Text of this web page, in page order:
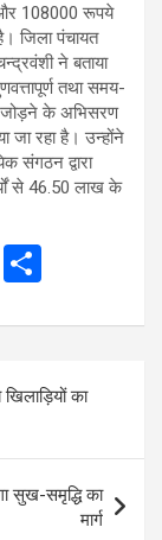
और 108000 रूपये
जिला पंचायत
ने बताया
तथा समय-
से जोड़ने के अभिसरण
जा रहा है। उन्होंने
संगठन द्वारा
से 46.50 लाख के
C
Li
ar
e का
सुख-समृद्धि का
मार्ग